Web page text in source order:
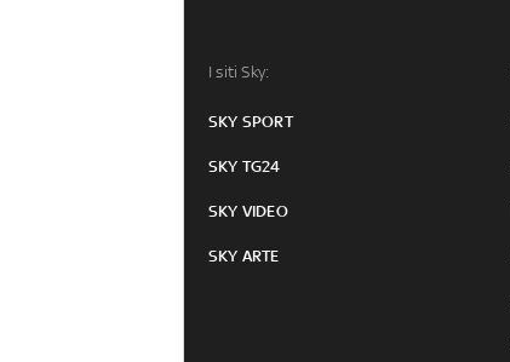
I siti Sky:
SKY SPORT
SKY TG24
SKY VIDEO
SKY ARTE